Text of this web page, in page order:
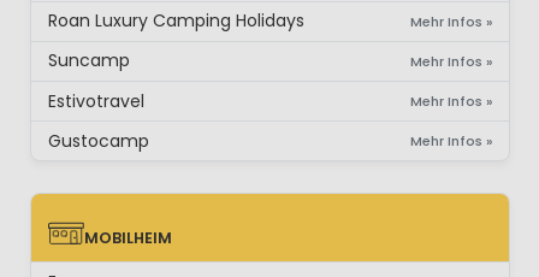
Roan Luxury Camping Holidays Mehr Infos »
Suncamp Mehr Infos »
Estivotravel Mehr Infos »
Gustocamp Mehr Infos »
MOBILHEIM
MOBILHEIM